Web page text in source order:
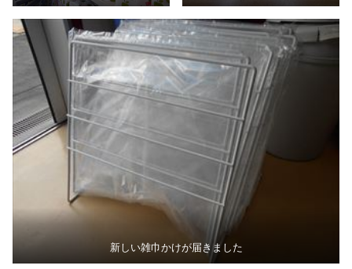
新しい雑巾かけが届きました